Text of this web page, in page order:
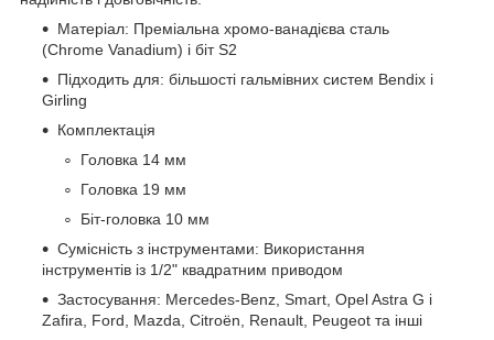
Матеріал: Преміальна хромо-ванадієва сталь
(Chrome Vanadium) і біт S2
Підходить для: більшості гальмівних систем Bendix і
Girling
Комплектація
Головка 14 мм
Головка 19 мм
Біт-головка 10 мм
Сумісність з інструментами: Використання
інструментів із 1/2" квадратним приводом
Застосування: Mercedes-Benz, Smart, Opel Astra G і
Zafira, Ford, Mazda, Citroën, Renault, Peugeot та інші